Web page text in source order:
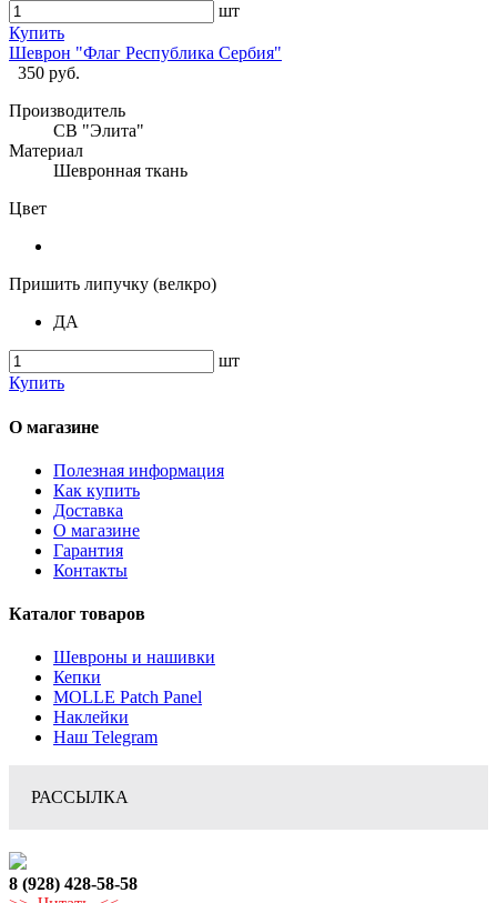
шт
Купить
Шеврон "Флаг Республика Сербия"
350 руб.
Производитель
СВ "Элита"
Материал
Шевронная ткань
Цвет
Пришить липучку (велкро)
ДА
шт
Купить
О магазине
Полезная информация
Как купить
Доставка
О магазине
Гарантия
Контакты
Каталог товаров
Шевроны и нашивки
Кепки
MOLLE Patch Panel
Наклейки
Наш Telegram
РАССЫЛКА
8 (928) 428-58-58